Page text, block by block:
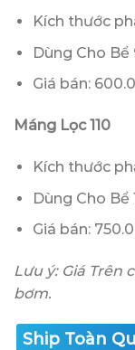
Kích thước
Dùng Cho Bể
Giá bán:
Máng Lọc 110
Kích thước
Dùng Cho Bể
Giá bán:
Lưu ý: Giá Trên
bơm.
Ship Toàn